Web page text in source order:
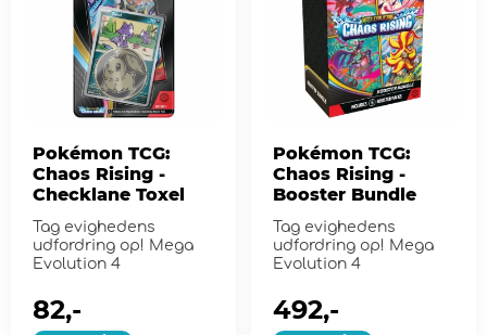
Pokémon TCG:
Chaos Rising -
Checklane Toxel
Tag evighedens
udfordring op! Mega
Evolution 4
82,-
Pokémon TCG:
Chaos Rising -
Booster Bundle
Tag evighedens
udfordring op! Mega
Evolution 4
492,-